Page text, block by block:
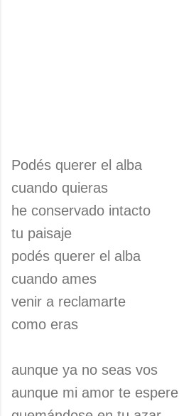
Podés querer el alba
cuando quieras
he conservado intacto
tu paisaje
podés querer el alba
cuando ames
venir a reclamarte
como eras
aunque ya no seas vos
aunque mi amor te espere